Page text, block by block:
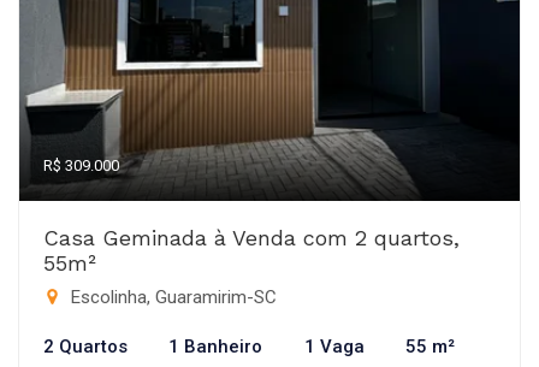
R$ 309.000
Casa Geminada à Venda com 2 quartos,
55m²
Escolinha, Guaramirim-SC
2 Quartos 1 Banheiro 1 Vaga 55 m²